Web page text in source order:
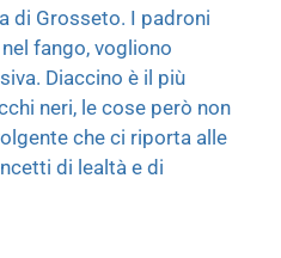
di Grosseto. I padroni
fango, vogliono
Diaccino è il più
neri, le cose però non
che ci riporta alle
di lealtà e di